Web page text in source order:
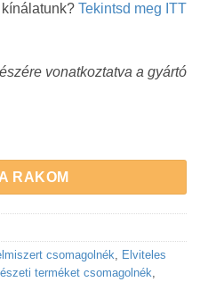
Tekintsd meg ITT
vonatkoztatva a gyártó
- FEHÉR | 250 db
RAKOM
csomagolnék
Elviteles
terméket csomagolnék